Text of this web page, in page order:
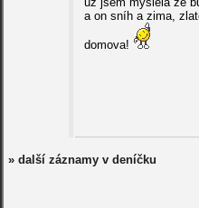
a on sníh a zima,
domova!
» další záznamy v deníčku